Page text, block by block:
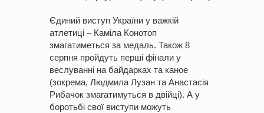
Єдиний виступ України у важкій
атлетиці – Каміла Конотоп
змагатиметься за медаль. Також 8
серпня пройдуть перші фінали у
веслуванні на байдарках та каное
(зокрема, Людмила Лузан та Анастасія
Рибачок змагатимуться в двійці). А у
боротьбі свої виступи можуть